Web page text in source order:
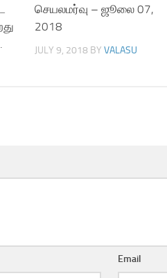
செயலமர்வு – ஜூலை 07,
2018
JULY 9, 2018 BYVALASU
Email